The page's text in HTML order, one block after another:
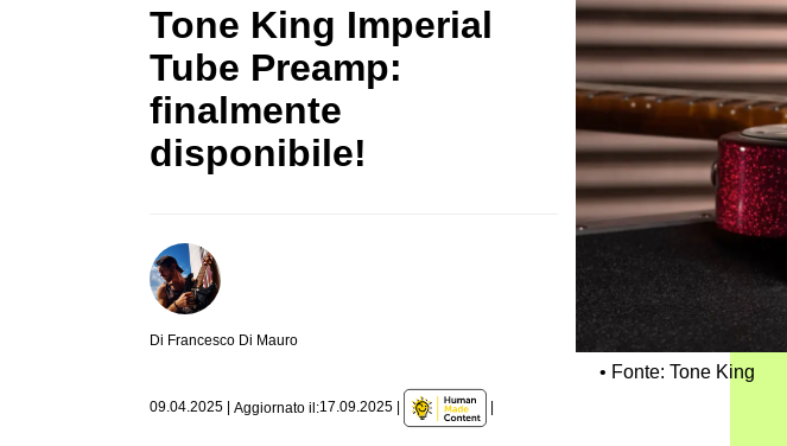
Tone King Imperial
Tube Preamp:
finalmente
disponibile!
Di Francesco Di Mauro
09.04.2025 Aggiornato il:17.09.2025
Fonte: Tone King